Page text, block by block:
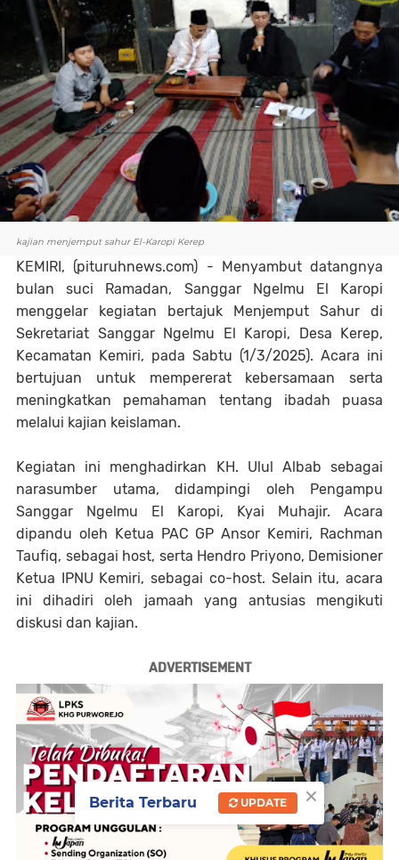
kajian menjemput sahur El-Karopi Kerep
KEMIRI, (pituruhnews.com) - Menyambut datangnya
bulan suci Ramadan, Sanggar Ngelmu El Karopi
menggelar kegiatan bertajuk Menjemput Sahur di
Sekretariat Sanggar Ngelmu El Karopi, Desa Kerep,
Kecamatan Kemiri, pada Sabtu (1/3/2025). Acara ini
bertujuan untuk mempererat kebersamaan serta
meningkatkan pemahaman tentang ibadah puasa
melalui kajian keislaman.
Kegiatan ini menghadirkan KH. Ulul Albab sebagai
narasumber utama, didampingi oleh Pengampu
Sanggar Ngelmu El Karopi, Kyai Muhajir. Acara
dipandu oleh Ketua PAC GP Ansor Kemiri, Rachman
Taufiq, sebagai host, serta Hendro Priyono, Demisioner
Ketua IPNU Kemiri, sebagai co-host. Selain itu, acara
ini dihadiri oleh jamaah yang antusias mengikuti
diskusi dan kajian.
ADVERTISEMENT
×
Berita Terbaru UPDATE